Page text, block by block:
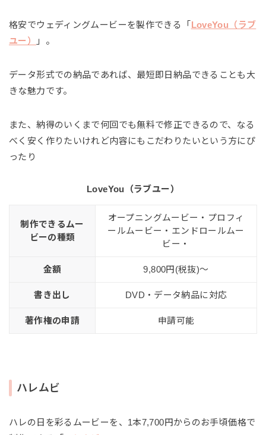
格安でウェディングムービーを製作できる「 LoveYou（ラブ
ユー）
」。
データ形式での納品であれば、最短即日納品できることも大
きな魅力です。
また、納得のいくまで何回でも無料で修正できるので、なる
べく安く作りたいけれど内容にもこだわりたいという方にぴ
ったり
LoveYou（ラブユー）
制作できるムー
ビーの種類
オープニングムービー・プロフィ
ールムービー・エンドロールムー
ビー・
金額 9,800円(税抜)〜
書き出し DVD・データ納品に対応
著作権の申請 申請可能
ハレムビ
ハレの日を彩るムービーを、1本7,700円からのお手頃価格で